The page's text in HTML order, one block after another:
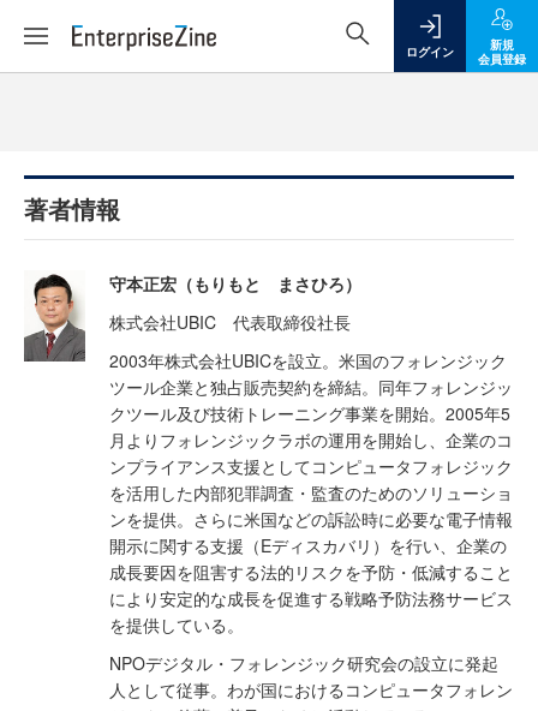
ログイン
新規
会員登録
著者情報
守本正宏（もりもと まさひろ）
株式会社UBIC 代表取締役社長
2003年株式会社UBICを設立。米国のフォレンジック
ツール企業と独占販売契約を締結。同年フォレンジッ
クツール及び技術トレーニング事業を開始。2005年5
月よりフォレンジックラボの運用を開始し、企業のコ
ンプライアンス支援としてコンピュータフォレジック
を活用した内部犯罪調査・監査のためのソリューショ
ンを提供。さらに米国などの訴訟時に必要な電子情報
開示に関する支援（Eディスカバリ）を行い、企業の
成長要因を阻害する法的リスクを予防・低減すること
により安定的な成長を促進する戦略予防法務サービス
を提供している。
NPOデジタル・フォレンジック研究会の設立に発起
人として従事。わが国におけるコンピュータフォレン